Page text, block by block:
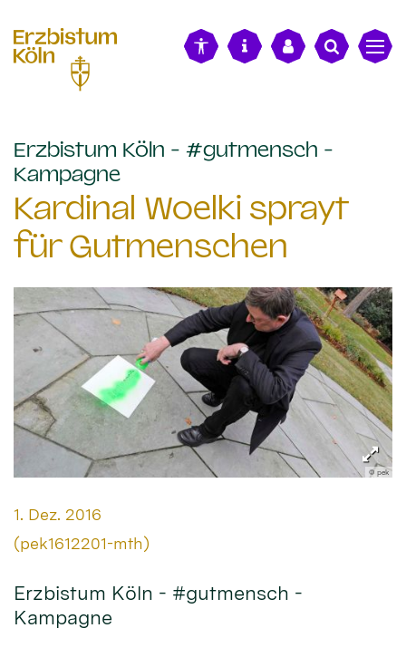
Erzbistum Köln - #gutmensch -
Kampagne:
Kardinal Woelki sprayt
für Gutmenschen
© pek
Datum:
1. Dez. 2016
Von:
(pek1612201-mth)
Erzbistum Köln - #gutmensch -
Kampagne